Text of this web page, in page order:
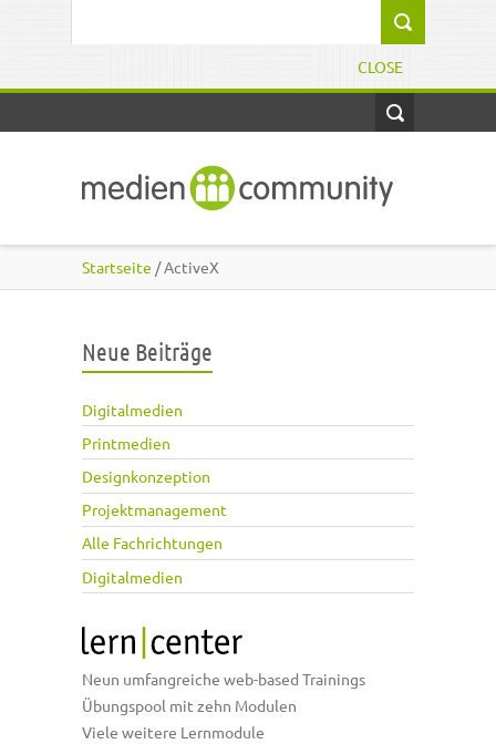
CLOSE
Startseite / ActiveX
Neue Beiträge
Digitalmedien
Printmedien
Designkonzeption
Projektmanagement
Alle Fachrichtungen
Digitalmedien
Neun umfangreiche web-based Trainings
Übungspool mit zehn Modulen
Viele weitere Lernmodule